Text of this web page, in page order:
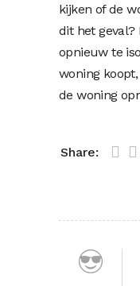
kijken of de
dit het geval?
opnieuw te
woning
de woning
Share: